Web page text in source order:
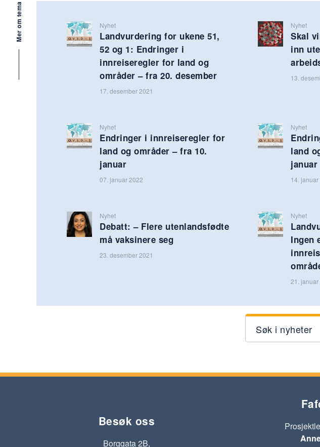
Nyhet
Landvurdering for ukene 51,
52 og 1: Endringer i
innreiseregler for land og
områder – fra 20. desember
17. desember 2021
Nyhet
Skal
inn
13.
Nyhet
Endringer i innreiseregler for
land og områder – fra 10.
januar
07. januar 2022
Nyhet
land
januar
14. januar
Nyhet
Debatt: – Flere utenlandsfødte
må vaksinere seg
23. desember 2021
Nyhet
Ingen
21. januar
Mer om tema
Søk i nyheter
Besøk oss
Borggata 2B,